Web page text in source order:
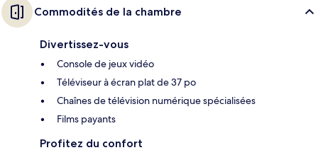
Commodités de la chambre
Divertissez-vous
Console de jeux vidéo
Téléviseur à écran plat de 37 po
Chaînes de télévision numérique spécialisées
Films payants
Profitez du confort